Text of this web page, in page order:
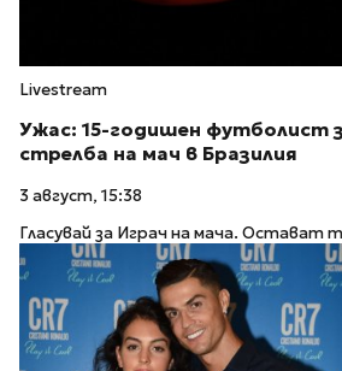
Livestream
Ужас: 15-годишен футболист
стрелба на мач в Бразилия
3 август, 15:38
Гласувай за Играч на мача. Остават